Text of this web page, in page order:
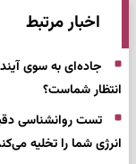
اخبار مرتبط
جاده‌ای به سوی
انتظار شماست؟
تست روانشناسی
انرژی شما را تخلیه